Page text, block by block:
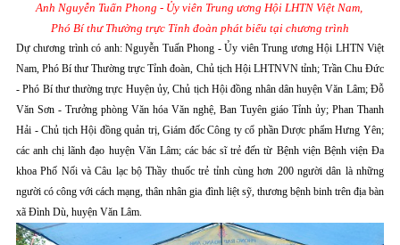
Anh Nguyễn Tuấn Phong - Ủy viên Trung ương Hội LHTN Việt Nam,
Phó Bí thư Thường trực Tỉnh đoàn phát biểu tại chương trình
Dự chương trình có anh: Nguyễn Tuấn Phong - Ủy viên Trung ương Hội LHTN Việt
Nam, Phó Bí thư Thường trực Tỉnh đoàn, Chủ tịch Hội LHTNVN tỉnh; Trần Chu Đức
- Phó Bí thư thường trực Huyện ủy, Chủ tịch Hội đồng nhân dân huyện Văn Lâm; Đỗ
Văn Sơn - Trưởng phòng Văn hóa Văn nghệ, Ban Tuyên giáo Tỉnh ủy; Phan Thanh
Hải - Chủ tịch Hội đồng quản trị, Giám đốc Công ty cổ phần Dược phẩm Hưng Yên;
các anh chị lãnh đạo huyện Văn Lâm; các bác sĩ trẻ đến từ Bệnh viện Bệnh viện Đa
khoa Phố Nối và Câu lạc bộ Thầy thuốc trẻ tỉnh cùng hơn 200 người dân là những
người có công với cách mạng, thân nhân gia đình liệt sỹ, thương bệnh binh trên địa bàn
xã Đình Dù, huyện Văn Lâm.